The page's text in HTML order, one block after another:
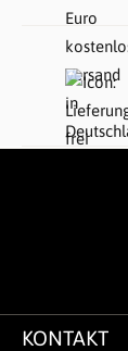
KONTAKT